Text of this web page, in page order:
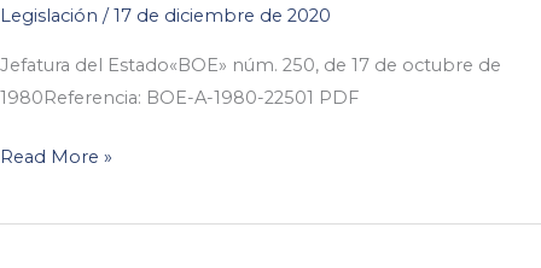
Legislación /17 de diciembre de 2020
Jefatura del Estado«BOE» núm. 250, de 17 de octubre de
1980Referencia: BOE-A-1980-22501 PDF
Read More »